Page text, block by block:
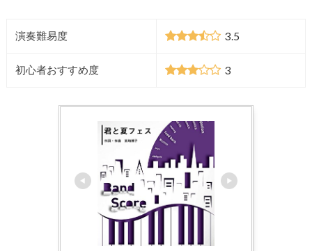
演奏難易度 3.5
初心者おすすめ度 3